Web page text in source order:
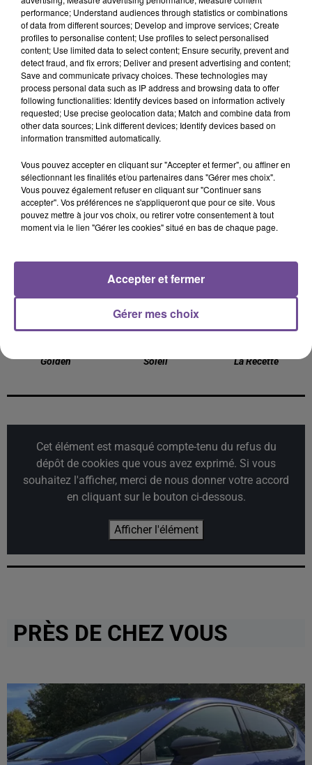
DERNIERS TITRES
3h28
3h28
ANOTR FEAT 54 ULTRA
Talk To You
3h25
3h25
TOM ODELL
Another Love
3h22
3h22
TAME IMPALA
Dracula
3h19
3h19
Golden
3h16
3h16
Soleil
3h13
3h13
La Recette
Cet élément est masqué compte-tenu du refus du
dépôt de cookies que vous avez exprimé. Si vous
souhaitez l'afficher, merci de nous donner votre accord
en cliquant sur le bouton ci-dessous.
Afficher l'élément
PRÈS DE CHEZ VOUS
performance; Understand audiences through statistics or combinations
of data from different sources; Develop and improve services; Create
profiles to personalise content; Use profiles to select personalised
content; Use limited data to select content; Ensure security, prevent and
detect fraud, and fix errors; Deliver and present advertising and content;
Save and communicate privacy choices. These technologies may
process personal data such as IP address and browsing data to offer
following functionalities: Identify devices based on information actively
requested; Use precise geolocation data; Match and combine data from
other data sources; Link different devices; Identify devices based on
information transmitted automatically.
Vous pouvez accepter en cliquant sur "Accepter et fermer", ou affiner en
sélectionnant les finalités et/ou partenaires dans "Gérer mes choix".
Vous pouvez également refuser en cliquant sur "Continuer sans
accepter". Vos préférences ne s'appliqueront que pour ce site. Vous
pouvez mettre à jour vos choix, ou retirer votre consentement à tout
moment via le lien "Gérer les cookies" situé en bas de chaque page.
Gérer mes choix
Accepter et fermer